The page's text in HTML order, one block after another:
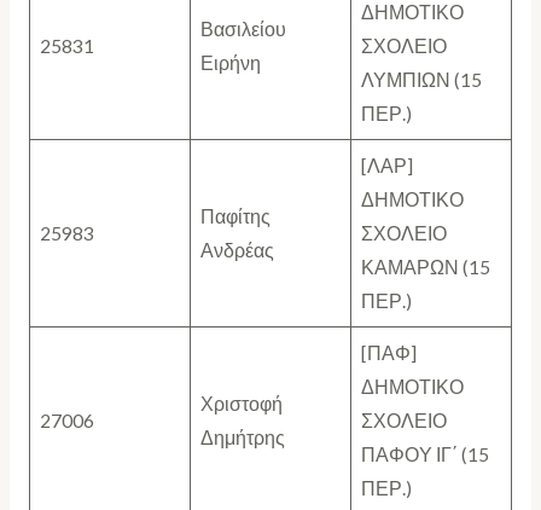
25831
Βασιλείου
Ειρήνη
ΔΗΜΟΤΙΚΟ
ΣΧΟΛΕΙΟ
ΛΥΜΠΙΩΝ (15
ΠΕΡ.)
25983
Παφίτης
Ανδρέας
[ΛΑΡ]
ΔΗΜΟΤΙΚΟ
ΣΧΟΛΕΙΟ
ΚΑΜΑΡΩΝ (15
ΠΕΡ.)
27006
Χριστοφή
Δημήτρης
[ΠΑΦ]
ΔΗΜΟΤΙΚΟ
ΣΧΟΛΕΙΟ
ΠΑΦΟΥ ΙΓ΄ (15
ΠΕΡ.)